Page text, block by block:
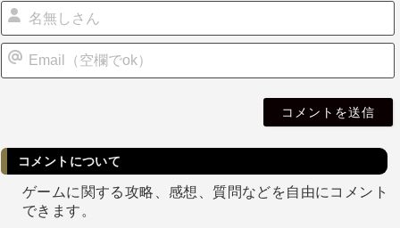
コメントについて
ゲームに関する攻略、感想、質問などを自由にコメント
できます。